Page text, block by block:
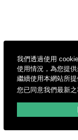
我們透過使用
使用情況，為您提
繼續使用本網站所
您已同意我們最新之